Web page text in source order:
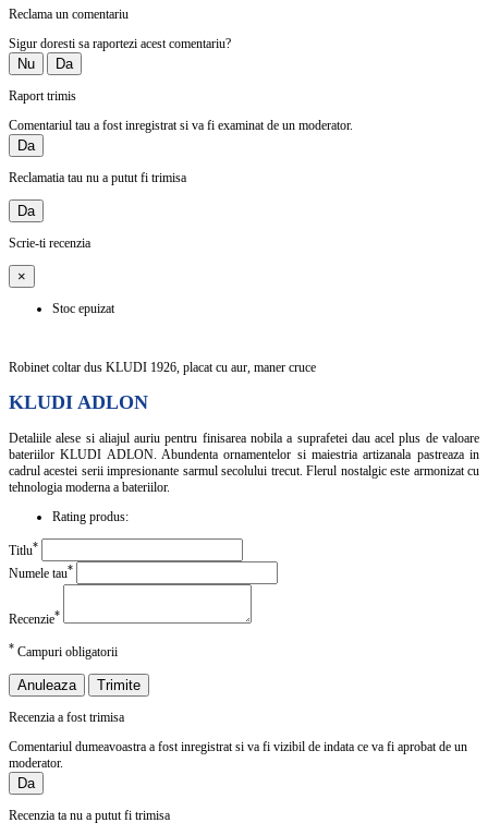
Reclama un comentariu
Sigur doresti sa raportezi acest comentariu?
Nu Da
Raport trimis
Comentariul tau a fost inregistrat si va fi examinat de un moderator.
Da
Reclamatia tau nu a putut fi trimisa
Da
Scrie-ti recenzia
×
Stoc epuizat
Robinet coltar dus KLUDI 1926, placat cu aur, maner cruce
KLUDI ADLON
Detaliile alese si aliajul auriu pentru finisarea nobila a suprafetei dau acel plus de valoare
bateriilor KLUDI ADLON. Abundenta ornamentelor si maiestria artizanala pastreaza in
cadrul acestei serii impresionante sarmul secolului trecut. Flerul nostalgic este armonizat cu
tehnologia moderna a bateriilor.
Rating produs:
Titlu*
Numele tau*
Recenzie*
* Campuri obligatorii
Anuleaza Trimite
Recenzia a fost trimisa
Comentariul dumeavoastra a fost inregistrat si va fi vizibil de indata ce va fi aprobat de un
moderator.
Da
Recenzia ta nu a putut fi trimisa